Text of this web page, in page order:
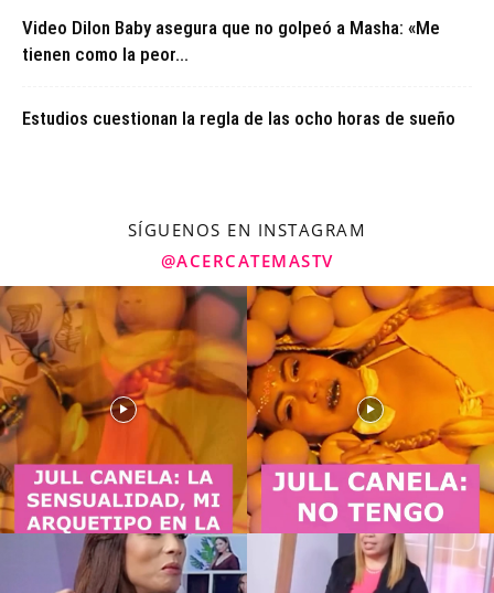
Video Dilon Baby asegura que no golpeó a Masha: «Me
tienen como la peor...
Estudios cuestionan la regla de las ocho horas de sueño
SÍGUENOS EN INSTAGRAM
@ACERCATEMASTV